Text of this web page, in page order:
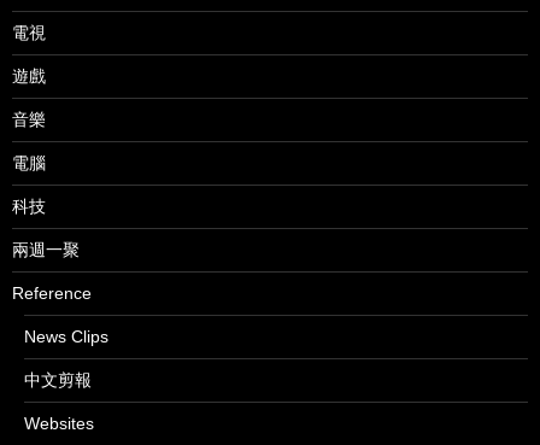
電視
遊戲
音樂
電腦
科技
兩週一聚
Reference
News Clips
中文剪報
Websites